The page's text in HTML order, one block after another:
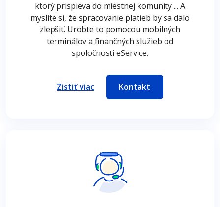
ktorý prispieva do miestnej komunity ... A
myslíte si, že spracovanie platieb by sa dalo
zlepšiť. Urobte to pomocou mobilných
terminálov a finančných služieb od
spoločnosti eService.
Zistiť viac Kontakt